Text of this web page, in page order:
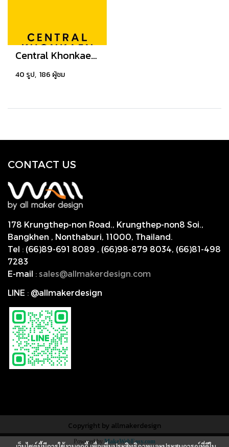
Central Khonkaen Campus
40 รูป, 186 ผู้ชม
CONTACT US
178 Krungthep-non Road., Krungthep-non8 Soi.,
Bangkhen , Nonthaburi, 11000, Thailand.
Tel : (66)89-691 8089 , (66)98-879 8034, (66)81-498
7283
E-mail : sales@allmakerdesign.com
LINE : @allmakerdesign
Copyright by allmakerdesign
Powered by MakeWebEasy.com